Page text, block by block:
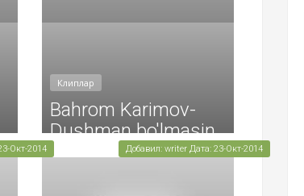
Клиплар
Bahrom Karimov-
Dushman bo'lmasin
Окт-2014 Добавил: writer Дата: 23-Окт-2014